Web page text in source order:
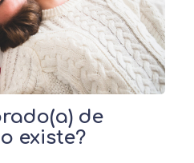
de
existe?